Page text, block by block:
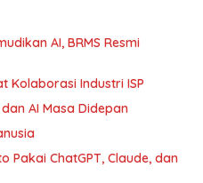
AI, BRMS Resmi
Kolaborasi Industri ISP
AI Masa Didepan
Pakai ChatGPT, Claude, dan